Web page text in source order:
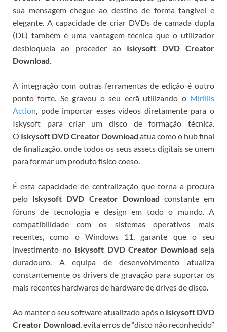
sua mensagem chegue ao destino de forma tangível e
elegante. A capacidade de criar DVDs de camada dupla
(DL) também é uma vantagem técnica que o utilizador
desbloqueia ao proceder ao Iskysoft DVD Creator
Download.
A integração com outras ferramentas de edição é outro
ponto forte. Se gravou o seu ecrã utilizando o Mirillis
Action, pode importar esses vídeos diretamente para o
Iskysoft para criar um disco de formação técnica.
O Iskysoft DVD Creator Download atua como o hub final
de finalização, onde todos os seus assets digitais se unem
para formar um produto físico coeso.
É esta capacidade de centralização que torna a procura
pelo Iskysoft DVD Creator Download constante em
fóruns de tecnologia e design em todo o mundo. A
compatibilidade com os sistemas operativos mais
recentes, como o Windows 11, garante que o seu
investimento no Iskysoft DVD Creator Download seja
duradouro. A equipa de desenvolvimento atualiza
constantemente os drivers de gravação para suportar os
mais recentes hardwares de hardware de drives de disco.
Ao manter o seu software atualizado após o Iskysoft DVD
Creator Download, evita erros de “disco não reconhecido”